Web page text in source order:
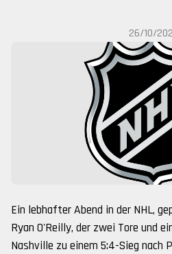
26/10/
Ein lebhafter Abend in der NHL,
Ryan O'Reilly, der zwei Tore und
Nashville zu einem 5:4-Sieg nach